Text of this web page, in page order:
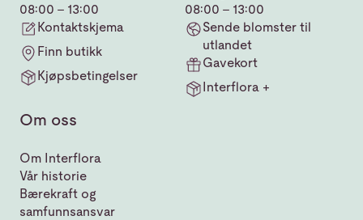
08:00 - 13:00
Kontaktskjema
Finn butikk
Kjøpsbetingelser
08:00 - 13:00
Sende blomster til
utlandet
Gavekort
Interflora +
Om oss
Om Interflora
Vår historie
Bærekraft og
samfunnsansvar